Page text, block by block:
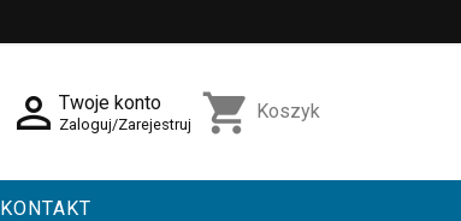
 Twoje konto
Zaloguj/Zarejestruj shopping_cart Koszyk
KONTAKT